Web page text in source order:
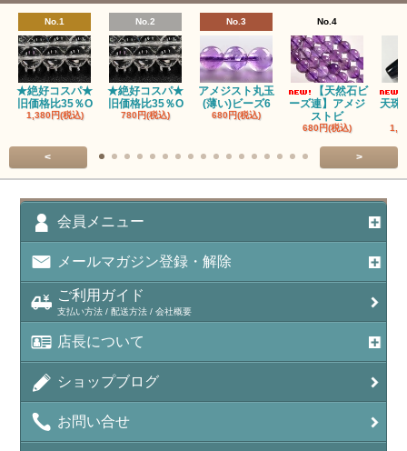
アズロマラカイト（Azuromalachite）
アパタイト
アベンチュリン(クォーツァイト/Aventurine)
アマゾナイト（天河石/Amazonite）
アポフィライト（Apophylite）/魚眼石
アメジスト（紫水晶/Amethyst）
アメシスティンクォーツ（Amethest in quartz）
ラベンダーアメジスト
アメトリン（紫黄水晶/Ametrine）
アラゴナイト（霰石/Aragonite）
アンデシン（チベット産日長石）
アンフィボールインクォーツ(Amphibole)
No.1
★絶好コスパ★
旧価格比35％O
1,380円(税込)
No.2
★絶好コスパ★
旧価格比35％O
780円(税込)
No.3
アメジスト丸玉
(薄い)ビーズ6
680円(税込)
No.4
【天然石ビ
ーズ連】アメジ
ストビ
680円(税込)
天珠
< >
会員メニュー
メールマガジン登録・解除
ご利用ガイド
支払い方法 / 配送方法 / 会社概要
店長について
ショップブログ
お問い合せ